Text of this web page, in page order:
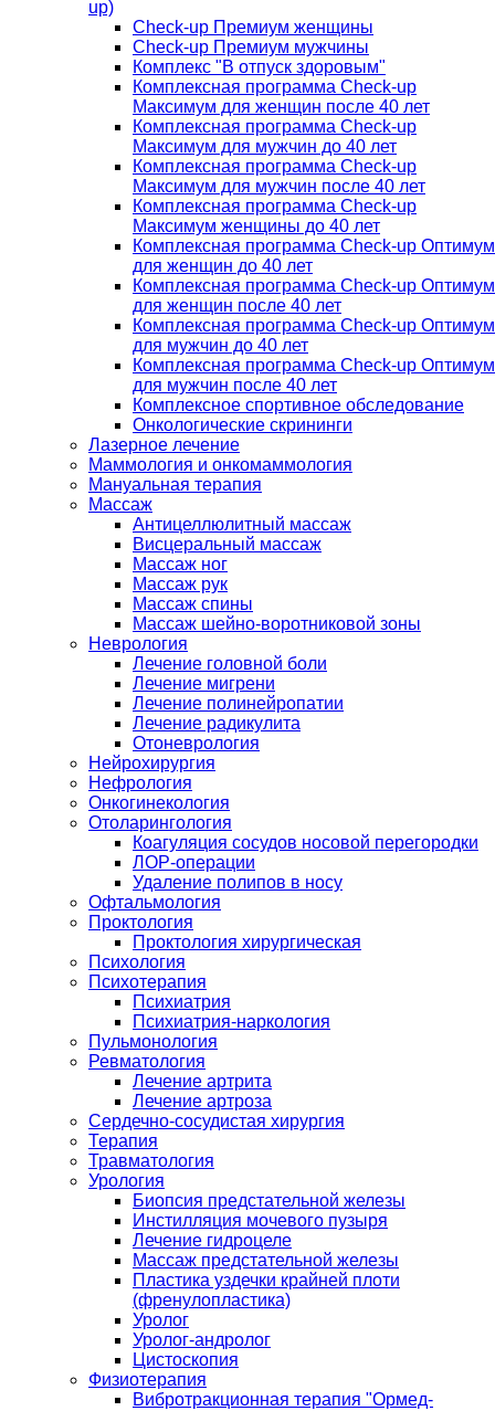
up)
Check-up Премиум женщины
Check-up Премиум мужчины
Комплекс "В отпуск здоровым"
Комплексная программа Check-up
Максимум для женщин после 40 лет
Комплексная программа Check-up
Максимум для мужчин до 40 лет
Комплексная программа Check-up
Максимум для мужчин после 40 лет
Комплексная программа Check-up
Максимум женщины до 40 лет
Комплексная программа Check-up Оптимум
для женщин до 40 лет
Комплексная программа Check-up Оптимум
для женщин после 40 лет
Комплексная программа Check-up Оптимум
для мужчин до 40 лет
Комплексная программа Check-up Оптимум
для мужчин после 40 лет
Комплексное спортивное обследование
Онкологические скрининги
Лазерное лечение
Маммология и онкомаммология
Мануальная терапия
Массаж
Антицеллюлитный массаж
Висцеральный массаж
Массаж ног
Массаж рук
Массаж спины
Массаж шейно-воротниковой зоны
Неврология
Лечение головной боли
Лечение мигрени
Лечение полинейропатии
Лечение радикулита
Отоневрология
Нейрохирургия
Нефрология
Онкогинекология
Отоларингология
Коагуляция сосудов носовой перегородки
ЛОР-операции
Удаление полипов в носу
Офтальмология
Проктология
Проктология хирургическая
Психология
Психотерапия
Психиатрия
Психиатрия-наркология
Пульмонология
Ревматология
Лечение артрита
Лечение артроза
Сердечно-сосудистая хирургия
Терапия
Травматология
Урология
Биопсия предстательной железы
Инстилляция мочевого пузыря
Лечение гидроцеле
Массаж предстательной железы
Пластика уздечки крайней плоти
(френулопластика)
Уролог
Уролог-андролог
Цистоскопия
Физиотерапия
Вибротракционная терапия "Ормед-